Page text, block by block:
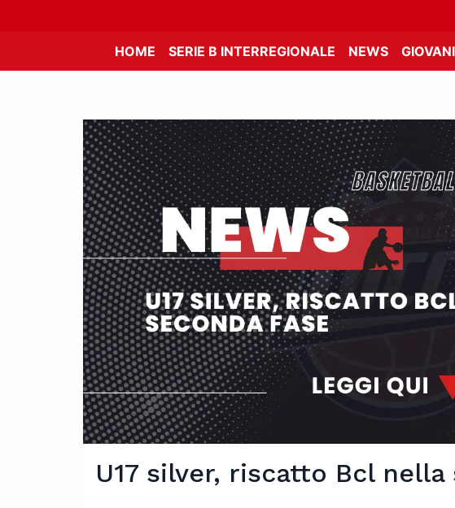
HOME SERIE B INTERREGIONALE NEWS
U17 silver, riscatto Bcl nella